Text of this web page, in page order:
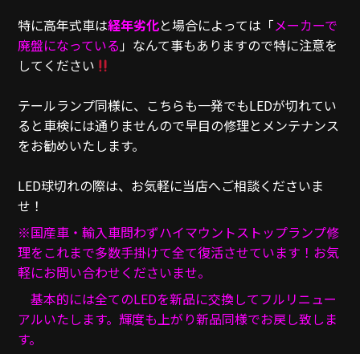
特に高年式車は経年劣化と場合によっては「メーカーで
廃盤になっている」なんて事もありますので特に注意を
してください
テールランプ同様に、こちらも一発でもLEDが切れてい
ると車検には通りませんので早目の修理とメンテナンス
をお勧めいたします。
LED球切れの際は、お気軽に当店へご相談くださいま
せ！
※国産車・輸入車問わずハイマウントストップランプ修
理をこれまで多数手掛けて全て復活させています！お気
軽にお問い合わせくださいませ。
基本的には全てのLEDを新品に交換してフルリニュー
アルいたします。輝度も上がり新品同様でお戻し致しま
す。